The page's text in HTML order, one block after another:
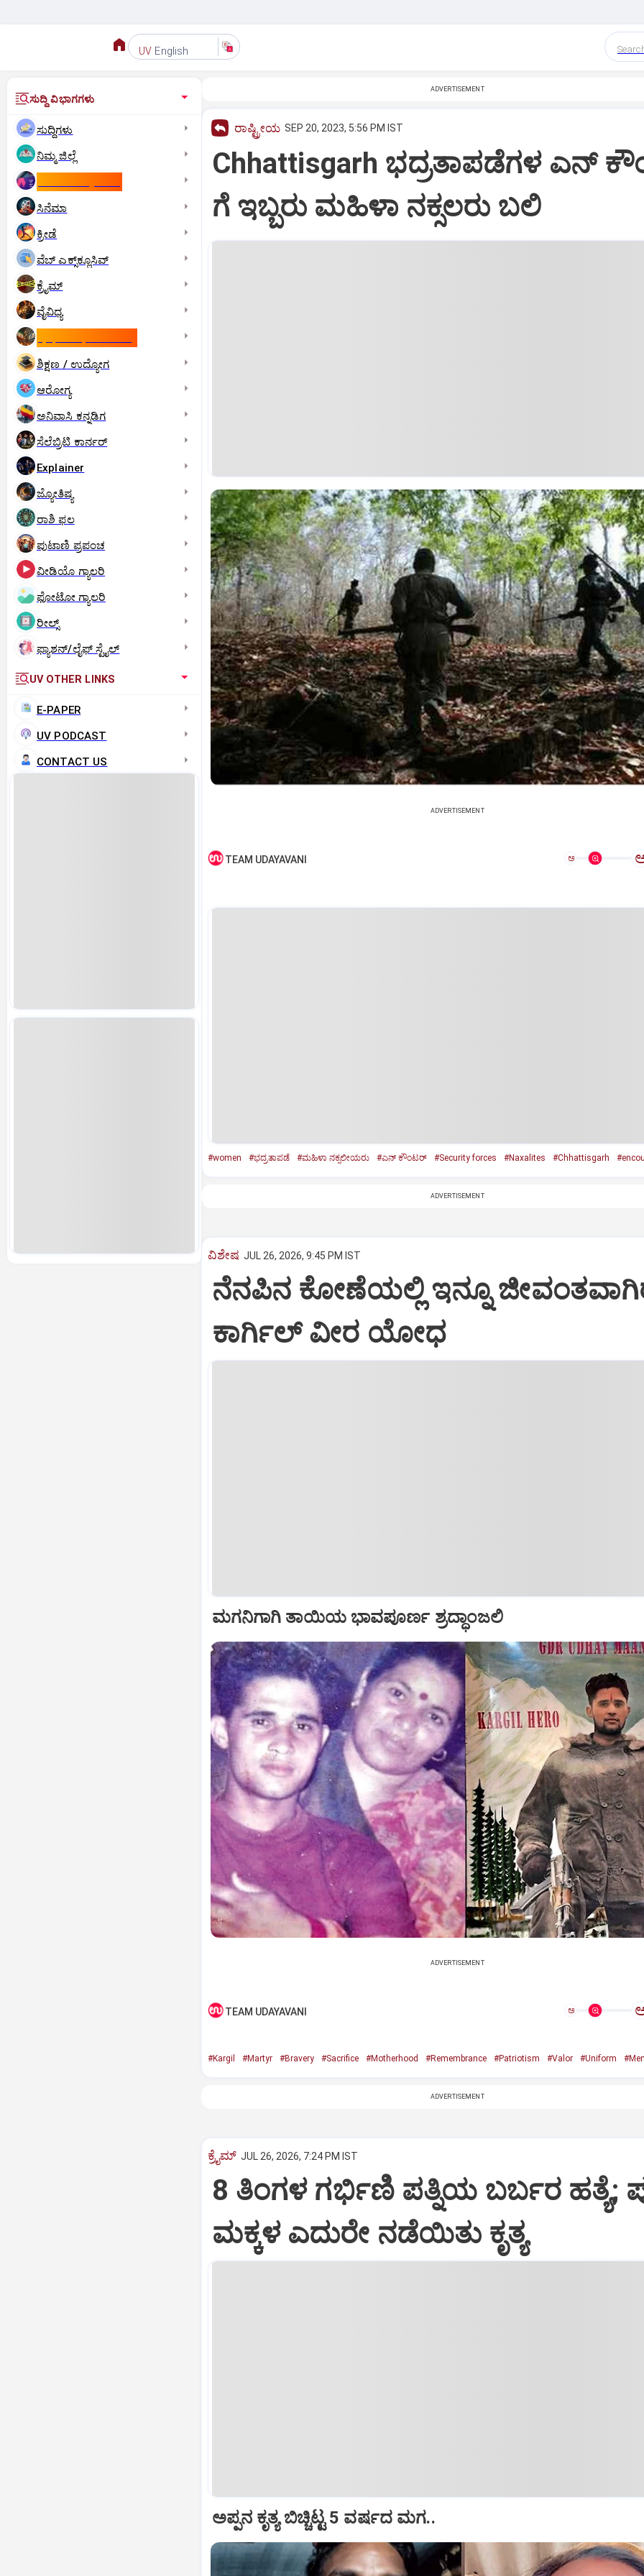
UV English
ಸುದ್ದಿ ವಿಭಾಗಗಳು
ಸುದ್ದಿಗಳು
ನಿಮ್ಮ ಜಿಲ್ಲೆ
ಸಿನೆಮಾ
ಕ್ರೀಡೆ
ವೆಬ್ ಎಕ್ಸ್‌ಕ್ಲೂಸಿವ್
ಕ್ರೈಮ್
ವೈವಿಧ್ಯ
ಶಿಕ್ಷಣ / ಉದ್ಯೋಗ
ಆರೋಗ್ಯ
ಅನಿವಾಸಿ ಕನ್ನಡಿಗ
ಸೆಲೆಬ್ರಿಟಿ ಕಾರ್ನರ್‌
Explainer
ಜ್ಯೋತಿಷ್ಯ
ರಾಶಿ ಫಲ
ಪುಟಾಣಿ ಪ್ರಪಂಚ
ವೀಡಿಯೊ ಗ್ಯಾಲರಿ
ಫೋಟೋ ಗ್ಯಾಲರಿ
ರೀಲ್ಸ್
ಫ್ಯಾಶನ್/ಲೈಫ್‌ ಸ್ಟೈಲ್
UV OTHER LINKS
E-PAPER
UV PODCAST
CONTACT US
ADVERTISEMENT
ರಾಷ್ಟ್ರೀಯ SEP 20, 2023, 5:56 PM IST
Chhattisgarh ಭದ್ರತಾಪಡೆಗಳ ಎನ್
ಗೆ ಇಬ್ಬರು ಮಹಿಳಾ ನಕ್ಸಲರು ಬಲಿ
ADVERTISEMENT
TEAM UDAYAVANI ಅ
#women #ಭದ್ರತಾಪಡೆ #ಮಹಿಳಾ ನಕ್ಸಲೀಯರು #ಎನ್ ಕೌಂಟರ್ #Security forces #Naxalites #Chhattisgarh
ADVERTISEMENT
ವಿಶೇಷ JUL 26, 2026, 9:45 PM IST
ನೆನಪಿನ ಕೋಣೆಯಲ್ಲಿ ಇನ್ನೂ
ಕಾರ್ಗಿಲ್ ವೀರ ಯೋಧ
ಮಗನಿಗಾಗಿ ತಾಯಿಯ ಭಾವಪೂರ್ಣ ಶ್ರದ್ಧಾಂಜಲಿ
ADVERTISEMENT
TEAM UDAYAVANI ಅ
#Kargil #Martyr #Bravery #Sacrifice #Motherhood #Remembrance #Patriotism #Valor #Uniform
ADVERTISEMENT
ಕ್ರೈಮ್ JUL 26, 2026, 7:24 PM IST
8 ತಿಂಗಳ ಗರ್ಭಿಣಿ ಪತ್ನಿಯ ಬರ್ಬರ ಹತ್ಯೆ;
ಮಕ್ಕಳ ಎದುರೇ ನಡೆಯಿತು ಕೃತ್ಯ
ಅಪ್ಪನ ಕೃತ್ಯ ಬಿಚ್ಚಿಟ್ಟ 5 ವರ್ಷದ ಮಗ..